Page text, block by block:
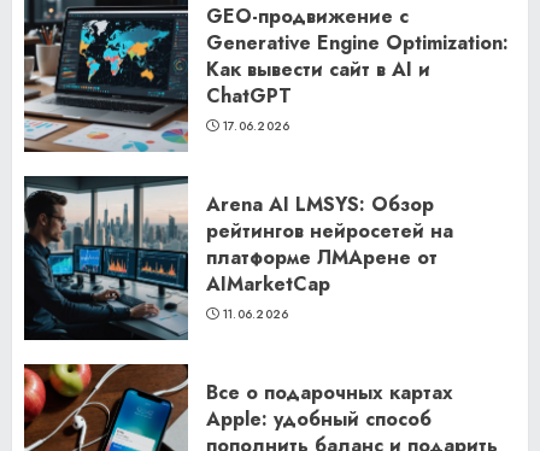
GEO-продвижение с
Generative Engine Optimization:
Как вывести сайт в AI и
ChatGPT
17.06.2026
Arena AI LMSYS: Обзор
рейтингов нейросетей на
платформе ЛМАрене от
AIMarketCap
11.06.2026
Все о подарочных картах
Apple: удобный способ
пополнить баланс и подарить